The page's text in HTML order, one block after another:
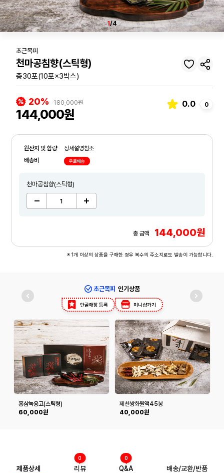
1/4
초근목피
천마공침향(스틱형)
총30포(10포×3박스)
20% 180,000원
144,000원
0.0 0
원산지 및 함량
상세설명참조
배송비
무료배송
천마공침향(스틱형)
총 금액 144,000원
※ 1개 이상의 상품을 구매한 경우 복수의 주소지로도 발송이 가능합니다.
초근목피 인기상품
단골매장 등록 미니샵가기
홍삼녹용고(스틱형)
60,000원
제천쌍화원액45봉
40,000원
제품상세 리뷰
0
Q&A
0
배송/교환/반품